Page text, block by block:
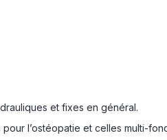
et fixes en général.
l’ostéopatie et celles multi-